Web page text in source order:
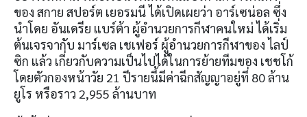
ของ สกาย สปอร์ต เยอรมนี ได้เปิดเผยว่า อาร์เซน่อล ซึ่ง
นำโดย อันเดรีย แบร์ต้า ผู้อำนวยการกีฬาคนใหม่ ได้เริ่ม
ต้นเจรจากับ มาร์เซล เชเฟอร์ ผู้อำนวยการกีฬาของ ไลป์
ซิก แล้ว เกี่ยวกับความเป็นไปได้ในการย้ายทีมของ เชชโก้
โดยตัวกองหน้าวัย 21 ปีรายนี้มีค่าฉีกสัญญาอยู่ที่ 80 ล้าน
ยูโร หรือราว 2,955 ล้านบาท